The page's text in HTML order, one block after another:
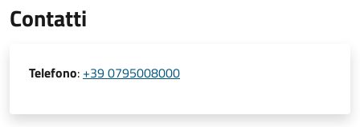
Contatti
Telefono: +39 0795008000